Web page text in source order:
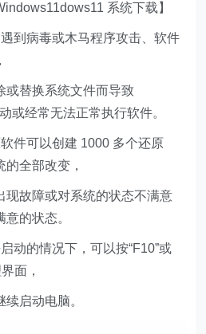
系统下载】
病毒或木马程序攻击、软件
替换系统文件而导致
或经常无法正常执行软件。
可以创建 1000 多个还原
全部改变，
故障或对系统的状态不满意
的状态。
的情况下，可以按“F10”或
面，
启动电脑。